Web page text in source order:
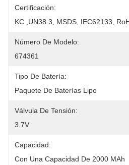
Certificación:
KC ,UN38.3, MSDS, IEC62133,
Número De Modelo:
674361
Tipo De Batería:
Paquete De Baterías Lipo
Válvula De Tensión:
3.7V
Capacidad:
Con Una Capacidad De 2000 MAh